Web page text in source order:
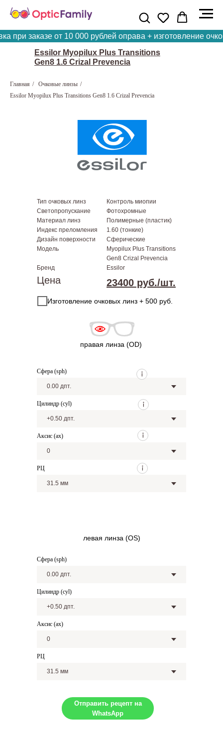
при заказе от 10 000 рублей оправа + изготовление очков
Essilor Myopilux Plus Transitions
Gen8 1.6 Crizal Prevencia
Главная / Очковые линзы /
Essilor Myopilux Plus Transitions Gen8 1.6 Crizal Prevencia
Сфера (sph)
Цилиндр (cyl)
Аксис (ax)
РЦ
Тип очковых линз
Светопропускание
Материал линз
Индекс преломления
Дизайн поверхности
Модель
Бренд
Контроль миопии
Фотохромные
Полимерные (пластик)
1.60 (тонкие)
Сферические
Myopilux Plus Transitions
Gen8 Crizal Prevencia
Essilor
Цена 23400 руб./шт.
правая линза (OD)
левая линза (OS)
Сфера (sph)
Цилиндр (cyl)
Аксис (ax)
РЦ
Отправить рецепт на
WhatsApp
Изготовление очковых линз + 500 руб.